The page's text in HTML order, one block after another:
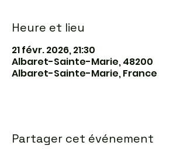
Heure et lieu
21 févr. 2026, 21:30
Albaret-Sainte-Marie, 48200
Albaret-Sainte-Marie, France
Partager cet événement